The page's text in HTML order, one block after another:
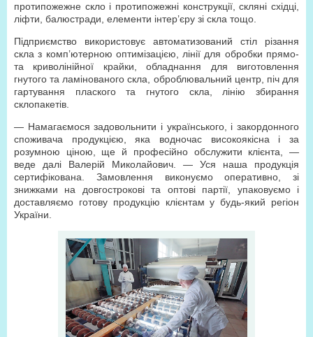
протипожежне скло і протипожежні конструкції, скляні східці,
ліфти, балюстради, елементи інтер’єру зі скла тощо.
Підприємство використовує автоматизований стіл різання
скла з комп’ютерною оптимізацією, лінії для обробки прямо-
та криволінійної крайки, обладнання для виготовлення
гнутого та ламінованого скла, оброблювальний центр, піч для
гартування плаского та гнутого скла, лінію збирання
склопакетів.
— Намагаємося задовольнити і українського, і закордонного
споживача продукцією, яка водночас високоякісна і за
розумною ціною, ще й професійно обслужити клієнта, —
веде далі Валерій Миколайович. — Уся наша продукція
сертифікована. Замовлення виконуємо оперативно, зі
знижками на довгострокові та оптові партії, упаковуємо і
доставляємо готову продукцію клієнтам у будь-який регіон
України.